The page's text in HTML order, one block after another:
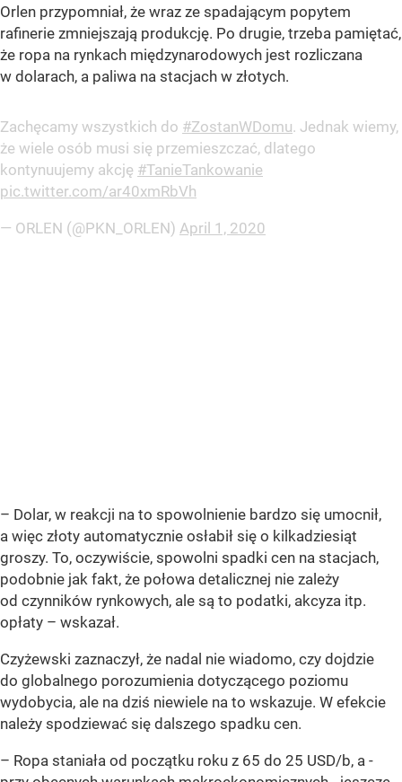
Orlen przypomniał, że wraz ze spadającym popytem
rafinerie zmniejszają produkcję. Po drugie, trzeba pamiętać,
że ropa na rynkach międzynarodowych jest rozliczana
w dolarach, a paliwa na stacjach w złotych.
Zachęcamy wszystkich do #ZostanWDomu. Jednak wiemy,
że wiele osób musi się przemieszczać, dlatego
kontynuujemy akcję #TanieTankowanie
pic.twitter.com/ar40xmRbVh
— ORLEN (@PKN_ORLEN) April 1, 2020
– Dolar, w reakcji na to spowolnienie bardzo się umocnił,
a więc złoty automatycznie osłabił się o kilkadziesiąt
groszy. To, oczywiście, spowolni spadki cen na stacjach,
podobnie jak fakt, że połowa detalicznej nie zależy
od czynników rynkowych, ale są to podatki, akcyza itp.
opłaty – wskazał.
Czyżewski zaznaczył, że nadal nie wiadomo, czy dojdzie
do globalnego porozumienia dotyczącego poziomu
wydobycia, ale na dziś niewiele na to wskazuje. W efekcie
należy spodziewać się dalszego spadku cen.
– Ropa staniała od początku roku z 65 do 25 USD/b, a -